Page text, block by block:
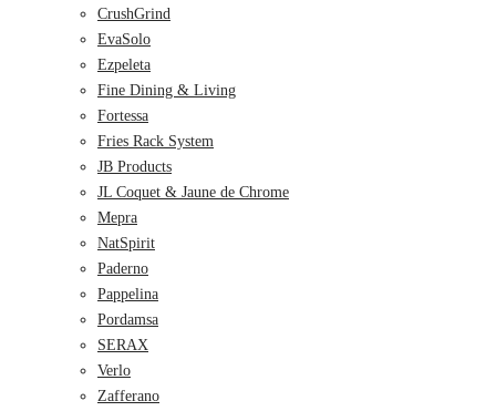
CrushGrind
EvaSolo
Ezpeleta
Fine Dining & Living
Fortessa
Fries Rack System
JB Products
JL Coquet & Jaune de Chrome
Mepra
NatSpirit
Paderno
Pappelina
Pordamsa
SERAX
Verlo
Zafferano